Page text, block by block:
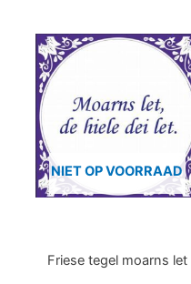
NIET OP VOORRAAD
Friese tegel moarns let